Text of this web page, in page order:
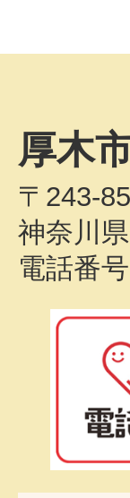
厚木
〒243-
神奈川
電話番号